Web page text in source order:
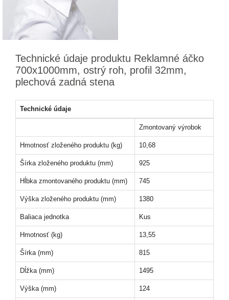
Technické údaje produktu Reklamné áčko
700x1000mm, ostrý roh, profil 32mm,
plechová zadná stena
Technické údaje
Zmontovaný výrobok
Hmotnosť zloženého produktu (kg) 10,68
Šírka zloženého produktu (mm) 925
Hĺbka zmontovaného produktu (mm) 745
Výška zloženého produktu (mm) 1380
Baliaca jednotka Kus
Hmotnosť (kg) 13,55
Šírka (mm) 815
Dĺžka (mm) 1495
Výška (mm) 124